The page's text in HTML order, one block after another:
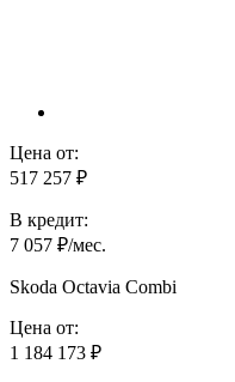
Цена от:
517 257 ₽
В кредит:
7 057 ₽/мес.
Skoda Octavia Combi
Цена от:
1 184 173 ₽